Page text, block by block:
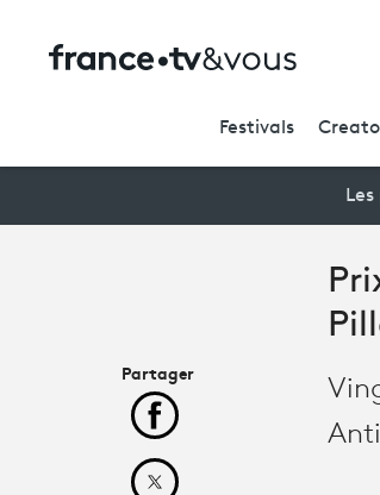
Festivals
Partager
Partager cet article